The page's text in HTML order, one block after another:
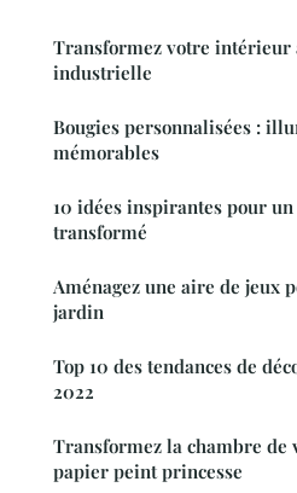
Transformez votre intérieur
industrielle
Bougies personnalisées :
mémorables
10 idées inspirantes pour
transformé
Aménagez une aire de jeux
jardin
Top 10 des tendances de
2022
Transformez la chambre de
papier peint princesse